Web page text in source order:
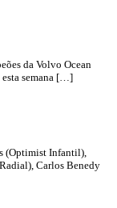
da Volvo Ocean
esta semana […]
(Optimist Infantil),
Carlos Benedy